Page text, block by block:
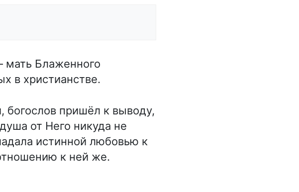
Блаженного
в христианстве.
богослов пришёл к выводу,
от Него никуда не
истинной любовью к
к ней же.